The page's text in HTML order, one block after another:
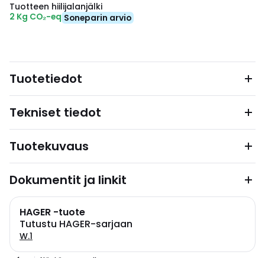
Tuotteen hiilijalanjälki
2 Kg CO₂-eq Soneparin arvio
Tuotetiedot
Tekniset tiedot
Tuotekuvaus
Dokumentit ja linkit
HAGER -tuote
Tutustu HAGER-sarjaan
W.1